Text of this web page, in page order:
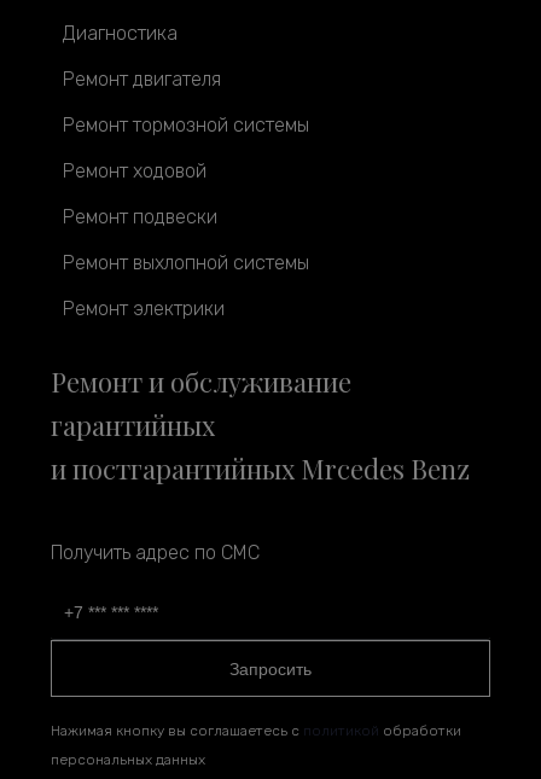
Диагностика
Ремонт двигателя
Ремонт тормозной системы
Ремонт ходовой
Ремонт подвески
Ремонт выхлопной системы
Ремонт электрики
Ремонт и обслуживание
гарантийных
и постгарантийных Mrcedes Benz
Получить адрес по СМС
Запросить
Нажимая кнопку вы соглашаетесь с политикой обработки
персональных данных